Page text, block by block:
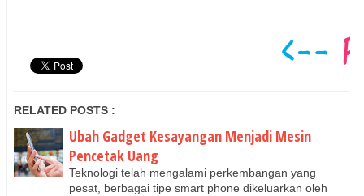
RELATED POSTS :
Ubah Gadget Kesayangan Menjadi Mesin
Pencetak Uang
Teknologi telah mengalami perkembangan yang
pesat, berbagai tipe smart phone dikeluarkan oleh